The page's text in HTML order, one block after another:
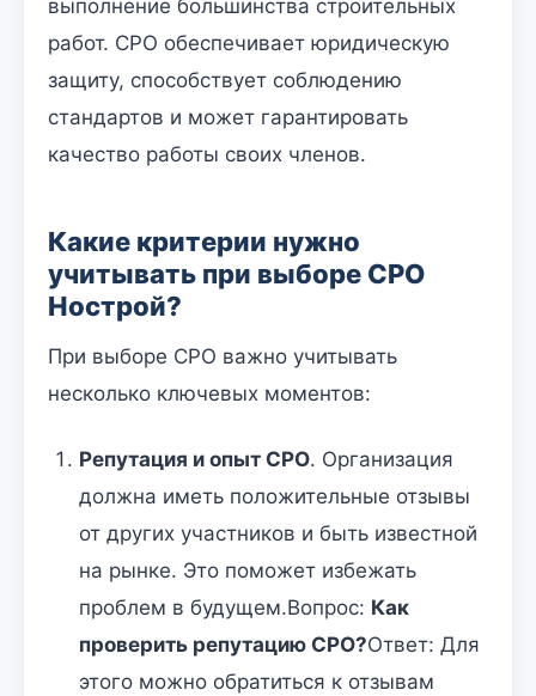
выполнение большинства строительных
работ. СРО обеспечивает юридическую
защиту, способствует соблюдению
стандартов и может гарантировать
качество работы своих членов.
Какие критерии нужно
учитывать при выборе СРО
Нострой?
При выборе СРО важно учитывать
несколько ключевых моментов:
Репутация и опыт СРО. Организация
должна иметь положительные отзывы
от других участников и быть известной
на рынке. Это поможет избежать
проблем в будущем.Вопрос: Как
проверить репутацию СРО?Ответ: Для
этого можно обратиться к отзывам